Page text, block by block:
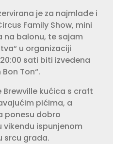
je za najmlađe i
Family Show, mini
na balonu, te sajam
u organizaciji
sati biti izvedena
Ton“.
kućica s craft
pićima, a
ponesu dobro
vikendu ispunjenom
srcu grada.